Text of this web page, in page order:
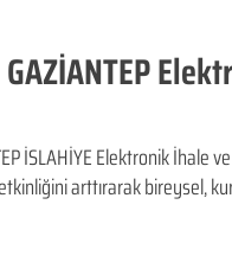
GAZİANTEP
İSLAHİYE Elektronik İhale
arttırarak bireysel,